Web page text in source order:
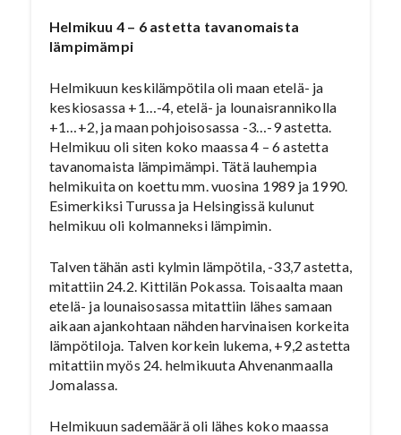
Helmikuu 4 – 6 astetta tavanomaista
lämpimämpi
Helmikuun keskilämpötila oli maan etelä- ja
keskiosassa +1…-4, etelä- ja lounaisrannikolla
+1…+2, ja maan pohjoisosassa -3…-9 astetta.
Helmikuu oli siten koko maassa 4 – 6 astetta
tavanomaista lämpimämpi. Tätä lauhempia
helmikuita on koettu mm. vuosina 1989 ja 1990.
Esimerkiksi Turussa ja Helsingissä kulunut
helmikuu oli kolmanneksi lämpimin.
Talven tähän asti kylmin lämpötila, -33,7 astetta,
mitattiin 24.2. Kittilän Pokassa. Toisaalta maan
etelä- ja lounaisosassa mitattiin lähes samaan
aikaan ajankohtaan nähden harvinaisen korkeita
lämpötiloja. Talven korkein lukema, +9,2 astetta
mitattiin myös 24. helmikuuta Ahvenanmaalla
Jomalassa.
Helmikuun sademäärä oli lähes koko maassa